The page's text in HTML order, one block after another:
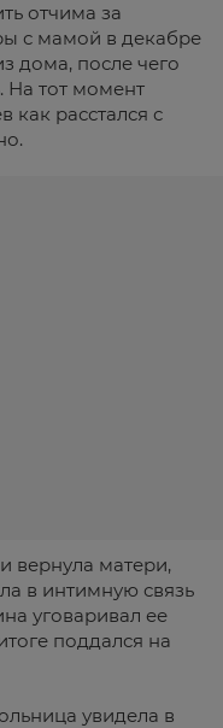
отчима за
с мамой в декабре
дома, после чего
На тот момент
как расстался с
вернула матери,
в интимную связь
уговаривал ее
поддался на
увидела в